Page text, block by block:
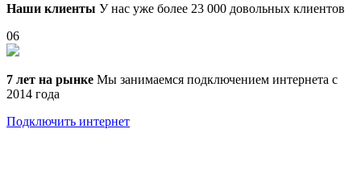
Наши клиенты У нас уже более 23 000 довольных клиентов
06
7 лет на рынке Мы занимаемся подключением интернета с
2014 года
Подключить интернет